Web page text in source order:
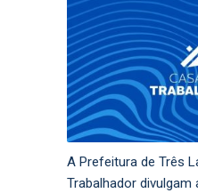
A Prefeitura de Três
Trabalhador